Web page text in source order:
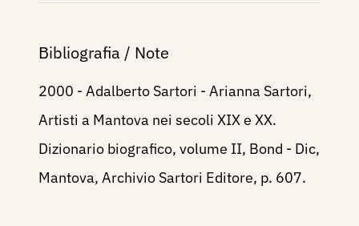
Bibliografia / Note
2000 - Adalberto Sartori - Arianna Sartori,
Artisti a Mantova nei secoli XIX e XX.
Dizionario biografico, volume II, Bond - Dic,
Mantova, Archivio Sartori Editore, p. 607.